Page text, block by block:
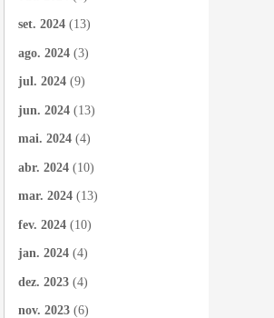
set. 2024 (13)
ago. 2024 (3)
jul. 2024 (9)
jun. 2024 (13)
mai. 2024 (4)
abr. 2024 (10)
mar. 2024 (13)
fev. 2024 (10)
jan. 2024 (4)
dez. 2023 (4)
nov. 2023 (6)